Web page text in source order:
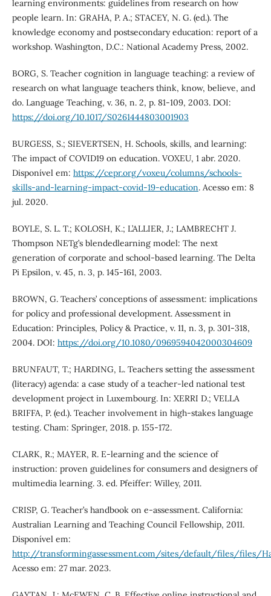
learning environments: guidelines from research on how
people learn. In: GRAHA, P. A.; STACEY, N. G. (ed.). The
knowledge economy and postsecondary education: report of a
workshop. Washington, D.C.: National Academy Press, 2002.
BORG, S. Teacher cognition in language teaching: a review of
research on what language teachers think, know, believe, and
do. Language Teaching, v. 36, n. 2, p. 81-109, 2003. DOI:
https://doi.org/10.1017/S0261444803001903
BURGESS, S.; SIEVERTSEN, H. Schools, skills, and learning:
The impact of COVID19 on education. VOXEU, 1 abr. 2020.
Disponível em: https://cepr.org/voxeu/columns/schools-
skills-and-learning-impact-covid-19-education. Acesso em: 8
jul. 2020.
BOYLE, S. L. T.; KOLOSH, K.; L’ALLIER, J.; LAMBRECHT J.
Thompson NETg’s blendedlearning model: The next
generation of corporate and school-based learning. The Delta
Pi Epsilon, v. 45, n. 3, p. 145-161, 2003.
BROWN, G. Teachers’ conceptions of assessment: implications
for policy and professional development. Assessment in
Education: Principles, Policy & Practice, v. 11, n. 3, p. 301-318,
2004. DOI: https://doi.org/10.1080/0969594042000304609
BRUNFAUT, T.; HARDING, L. Teachers setting the assessment
(literacy) agenda: a case study of a teacher-led national test
development project in Luxembourg. In: XERRI D.; VELLA
BRIFFA, P. (ed.). Teacher involvement in high-stakes language
testing. Cham: Springer, 2018. p. 155-172.
CLARK, R.; MAYER, R. E-learning and the science of
instruction: proven guidelines for consumers and designers of
multimedia learning. 3. ed. Pfeiffer: Willey, 2011.
CRISP, G. Teacher’s handbook on e-assessment. California:
Australian Learning and Teaching Council Fellowship, 2011.
Disponível em:
http://transformingassessment.com/sites/default/files/files/
Acesso em: 27 mar. 2023.